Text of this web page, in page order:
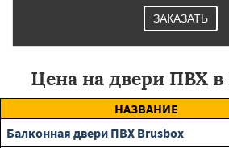
ЗАКАЗАТЬ
Цена на двери ПВХ в
НАЗВАНИЕ
Балконная двери ПВХ Brusbox